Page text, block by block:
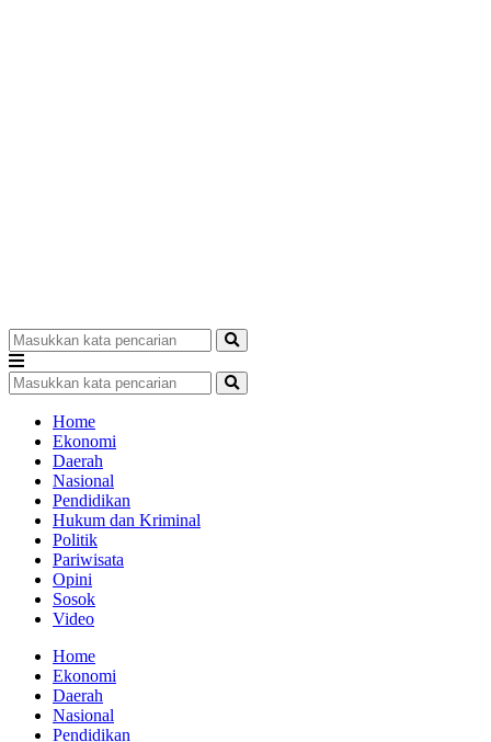
Home
Ekonomi
Daerah
Nasional
Pendidikan
Hukum dan Kriminal
Politik
Pariwisata
Opini
Sosok
Video
Home
Ekonomi
Daerah
Nasional
Pendidikan